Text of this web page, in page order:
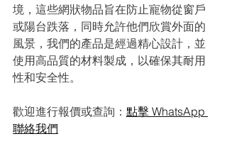
境，這些網狀物品旨在防止寵物從窗戶
或陽台跌落，同時允許他們欣賞外面的
風景，我們的產品是經過精心設計，並
使用高品質的材料製成，以確保其耐用
性和安全性。
歡迎進行報價或查詢： 點擊 WhatsApp
聯絡我們